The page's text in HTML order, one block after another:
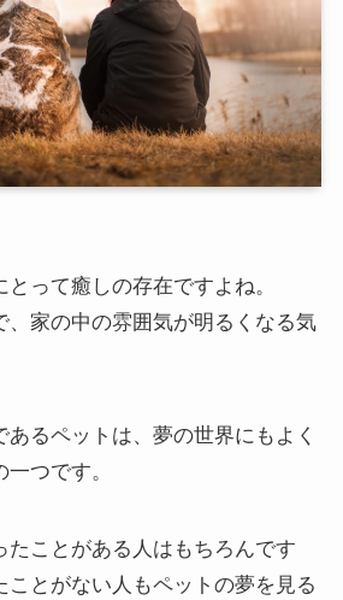
って癒しの存在ですよね。
、家の中の雰囲気が明るくなる気
るペットは、夢の世界にもよく
つです。
たことがある人はもちろんです
ことがない人もペットの夢を見る